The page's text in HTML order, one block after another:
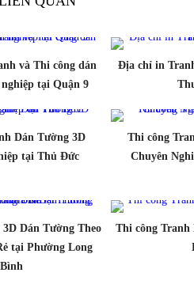
và Thi công dán
tại Quận 9
Địa chỉ in
Dán Tường 3D
tại Thủ Đức
Thi công
Chuyên
Dán Tường Theo
tại Phường Long
Bình
Thi công Tranh